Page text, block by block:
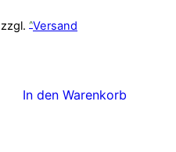
zzgl. Versand
In den Warenkorb